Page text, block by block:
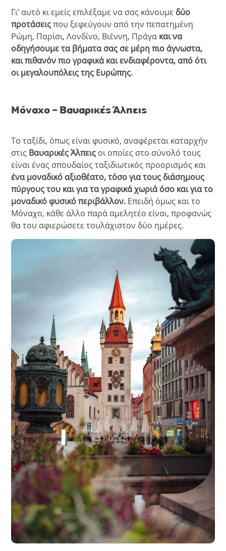
Γι’ αυτό κι εμείς επιλέξαμε να σας κάνουμε δύο
προτάσειςπου ξεφεύγουν από την πεπατημένη
Ρώμη, Παρίσι, Λονδίνο, Βιέννη, Πράγα και να
οδηγήσουμε τα βήματα σας σε μέρη πιο άγνωστα,
και πιθανόν πιο γραφικά και ενδιαφέροντα, από ότι
οι μεγαλουπόλεις της Ευρώπης.
Μόναχο – Βαυαρικές Άλπεις
Το ταξίδι, όπως είναι φυσικό, αναφέρεται καταρχήν
στις Βαυαρικές Άλπεις οι οποίες στο σύνολό τους
είναι ένας σπουδαίος ταξιδιωτικός προορισμός και
ένα μοναδικό αξιοθέατο, τόσο για τους διάσημους
πύργους του και για τα γραφικά χωριά όσο και για το
μοναδικό φυσικό περιβάλλον. Επειδή όμως και το
Μόναχο, κάθε άλλο παρά αμελητέο είναι, προφανώς
θα του αφιερώσετε τουλάχιστον δύο ημέρες.